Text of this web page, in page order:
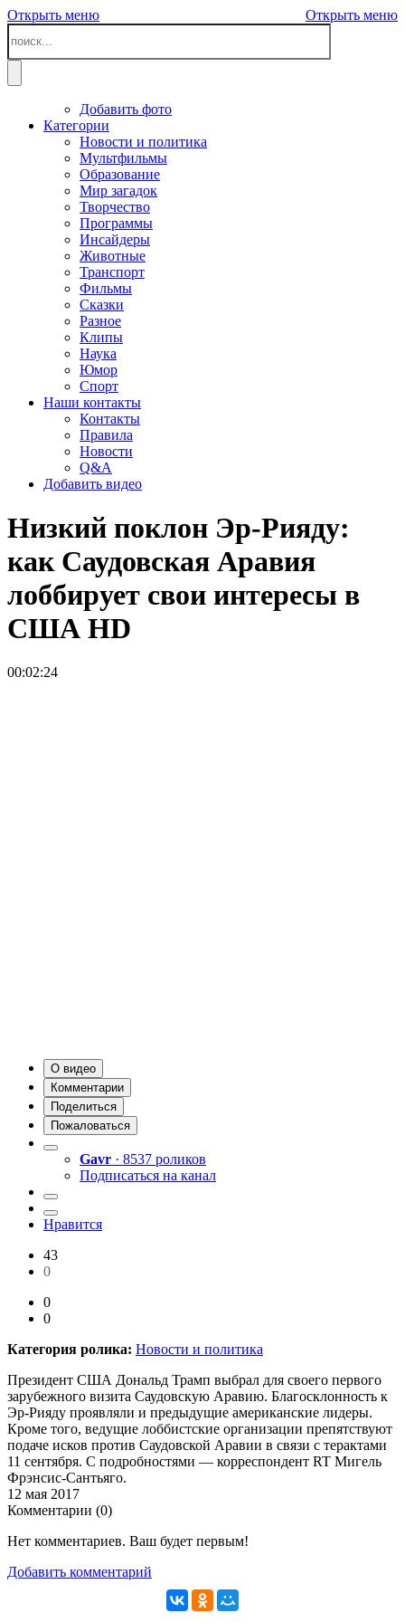
Открыть меню Открыть меню
Добавить фото
Категории
Новости и политика
Мультфильмы
Образование
Мир загадок
Творчество
Программы
Инсайдеры
Животные
Транспорт
Фильмы
Сказки
Разное
Клипы
Наука
Юмор
Спорт
Наши контакты
Контакты
Правила
Новости
Q&A
Добавить видео
Низкий поклон Эр-Рияду:
как Саудовская Аравия
лоббирует свои интересы в
США HD
00:02:24
О видео
Комментарии
Поделиться
Пожаловаться
Gavr · 8537 роликов
Подписаться на канал
Нравится
43
0
0
0
Категория ролика: Новости и политика
Президент США Дональд Трамп выбрал для своего первого
зарубежного визита Саудовскую Аравию. Благосклонность к
Эр-Рияду проявляли и предыдущие американские лидеры.
Кроме того, ведущие лоббистские организации препятствуют
подаче исков против Саудовской Аравии в связи с терактами
11 сентября. С подробностями — корреспондент RT Мигель
Фрэнсис-Сантьяго.
12 мая 2017
Комментарии (0)
Нет комментариев. Ваш будет первым!
Добавить комментарий